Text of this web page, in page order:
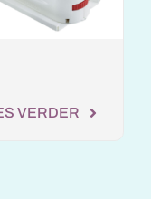
VERDER